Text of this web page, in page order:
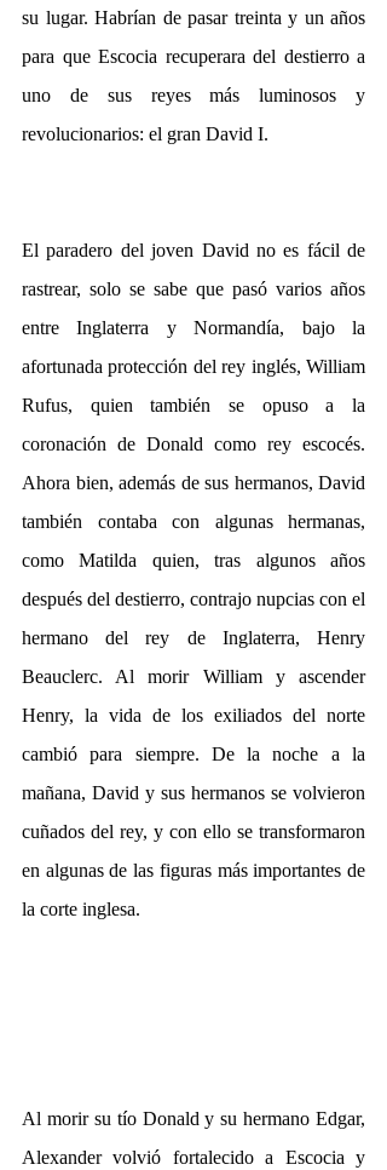
su lugar. Habrían de pasar treinta y un años
para que Escocia recuperara del destierro a
uno de sus reyes más luminosos y
revolucionarios: el gran David I.
El paradero del joven David no es fácil de
rastrear, solo se sabe que pasó varios años
entre Inglaterra y Normandía, bajo la
afortunada protección del rey inglés, William
Rufus, quien también se opuso a la
coronación de Donald como rey escocés.
Ahora bien, además de sus hermanos, David
también contaba con algunas hermanas,
como Matilda quien, tras algunos años
después del destierro, contrajo nupcias con el
hermano del rey de Inglaterra, Henry
Beauclerc. Al morir William y ascender
Henry, la vida de los exiliados del norte
cambió para siempre. De la noche a la
mañana, David y sus hermanos se volvieron
cuñados del rey, y con ello se transformaron
en algunas de las figuras más importantes de
la corte inglesa.
Al morir su tío Donald y su hermano Edgar,
Alexander volvió fortalecido a Escocia y